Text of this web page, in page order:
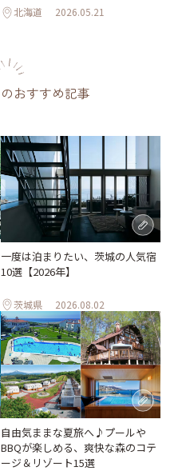
北海道 2026.05.21
のおすすめ記事
一度は泊まりたい、茨城の人気宿
10選【2026年】
茨城県 2026.08.02
自由気ままな夏旅へ♪プールや
BBQが楽しめる、爽快な森のコテ
ージ＆リゾート15選